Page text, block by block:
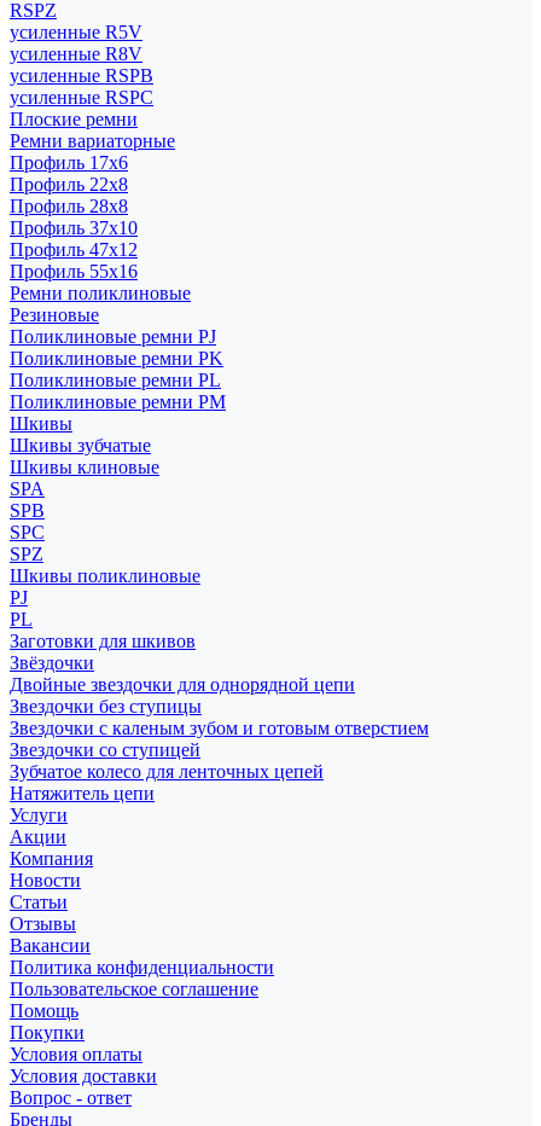
RSPZ
усиленные R5V
усиленные R8V
усиленные RSPB
усиленные RSPC
Плоские ремни
Ремни вариаторные
Профиль 17x6
Профиль 22x8
Профиль 28x8
Профиль 37x10
Профиль 47x12
Профиль 55x16
Ремни поликлиновые
Резиновые
Поликлиновые ремни PJ
Поликлиновые ремни PK
Поликлиновые ремни PL
Поликлиновые ремни PM
Шкивы
Шкивы зубчатые
Шкивы клиновые
SPA
SPB
SPC
SPZ
Шкивы поликлиновые
PJ
PL
Заготовки для шкивов
Звёздочки
Двойные звездочки для однорядной цепи
Звездочки без ступицы
Звездочки с каленым зубом и готовым отверстием
Звездочки со ступицей
Зубчатое колесо для ленточных цепей
Натяжитель цепи
Услуги
Акции
Компания
Новости
Статьи
Отзывы
Вакансии
Политика конфиденциальности
Пользовательское соглашение
Помощь
Покупки
Условия оплаты
Условия доставки
Вопрос - ответ
Бренды